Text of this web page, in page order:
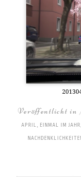
Veröffentlicht in
APRIL, EINMAL IM JAHR,